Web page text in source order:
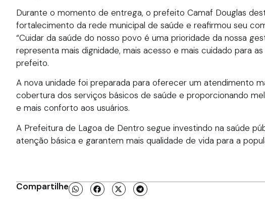
Durante o momento de entrega, o prefeito Camaf Douglas
fortalecimento da rede municipal de saúde e reafirmou seu
“Cuidar da saúde do nosso povo é uma prioridade da nossa
representa mais dignidade, mais acesso e mais cuidado para
prefeito.
A nova unidade foi preparada para oferecer um atendimento
cobertura dos serviços básicos de saúde e proporcionando
e mais conforto aos usuários.
A Prefeitura de Lagoa de Dentro segue investindo na saúde
atenção básica e garantem mais qualidade de vida para a
Compartilhe